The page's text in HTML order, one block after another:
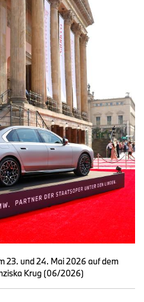
23. und 24. Mai 2026 auf dem
Krug (06/2026)